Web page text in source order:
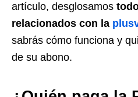
artículo, desglosamos
relacionados con la
sabrás cómo funciona y
de su abono.